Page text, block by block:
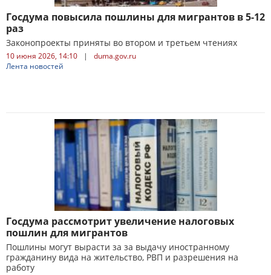
Госдума повысила пошлины для мигрантов в 5-12
раз
Законопроекты приняты во втором и третьем чтениях
10 июня 2026, 14:10 |
duma.gov.ru
Лента новостей
Госдума рассмотрит увеличение налоговых
пошлин для мигрантов
Пошлины могут вырасти за за выдачу иностранному
гражданину вида на жительство, РВП и разрешения на
работу